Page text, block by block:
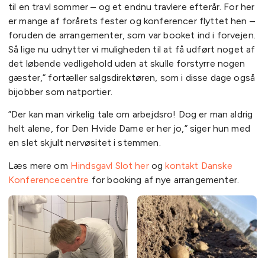
til en travl sommer – og et endnu travlere efterår. For her
er mange af forårets fester og konferencer flyttet hen –
foruden de arrangementer, som var booket ind i forvejen.
Så lige nu udnytter vi muligheden til at få udført noget af
det løbende vedligehold uden at skulle forstyrre nogen
gæster,” fortæller salgsdirektøren, som i disse dage også
bijobber som natportier.
”Der kan man virkelig tale om arbejdsro! Dog er man aldrig
helt alene, for Den Hvide Dame er her jo,” siger hun med
en slet skjult nervøsitet i stemmen.
Læs mere om Hindsgavl Slot her ogkontakt Danske
Konferencecentre for booking af nye arrangementer.